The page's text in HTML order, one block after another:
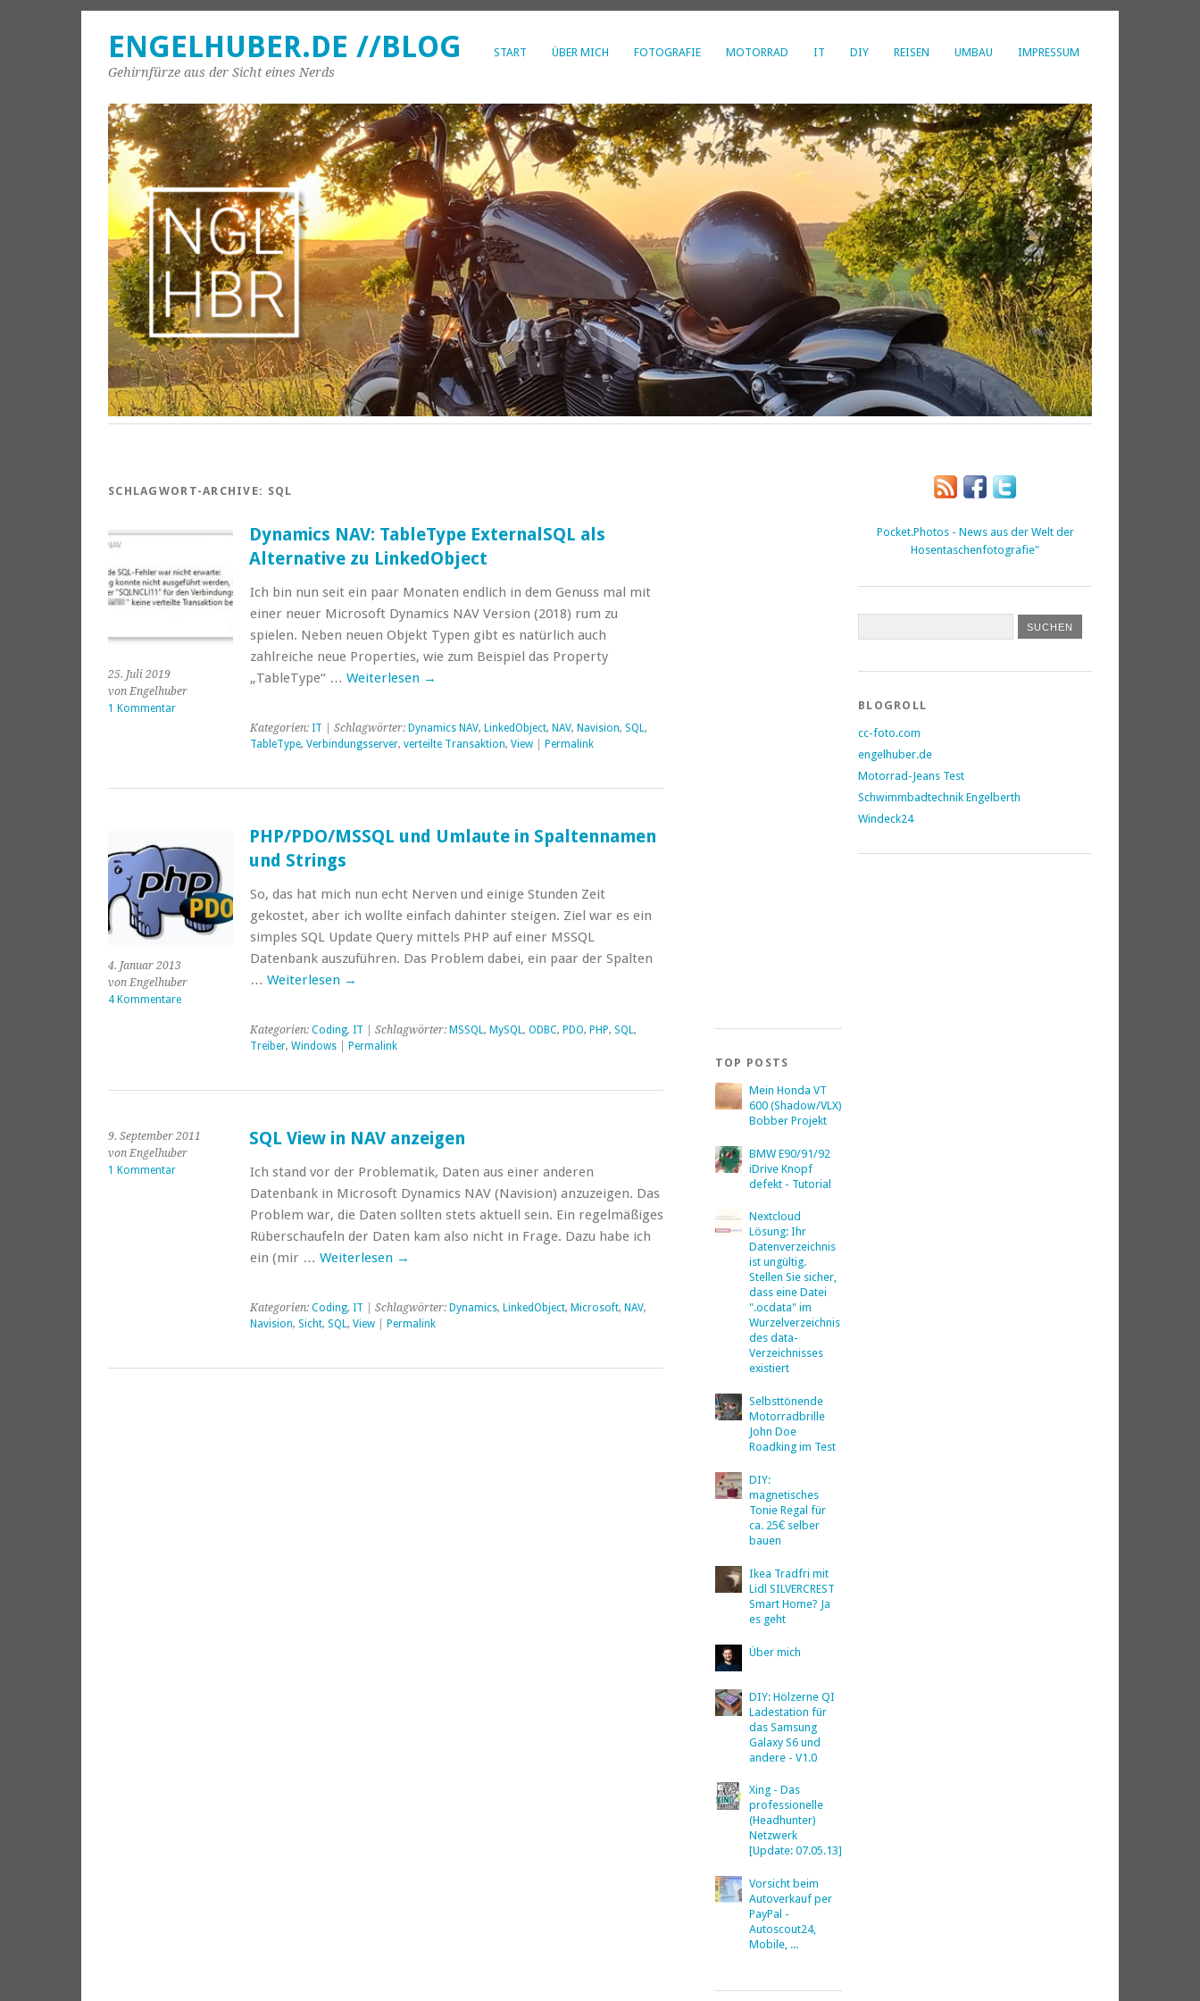
START ÜBER MICH FOTOGRAFIE MOTORRAD IT DIY REISEN UMBAU IMPRESSUM
ENGELHUBER.DE //BLOG
Gehirnfürze aus der Sicht eines Nerds
SCHLAGWORT-ARCHIVE: SQL
25. Juli 2019
von Engelhuber
1 Kommentar
Dynamics NAV: TableType ExternalSQL als
Alternative zu LinkedObject
Ich bin nun seit ein paar Monaten endlich in dem Genuss mal mit
einer neuer Microsoft Dynamics NAV Version (2018) rum zu
spielen. Neben neuen Objekt Typen gibt es natürlich auch
zahlreiche neue Properties, wie zum Beispiel das Property
„TableType“ … Weiterlesen →
Kategorien: IT | Schlagwörter: Dynamics NAV, LinkedObject, NAV, Navision, SQL ,
TableType, Verbindungsserver, verteilte Transaktion, View| Permalink
4. Januar 2013
von Engelhuber
4 Kommentare
PHP/PDO/MSSQL und Umlaute in Spaltennamen
und Strings
So, das hat mich nun echt Nerven und einige Stunden Zeit
gekostet, aber ich wollte einfach dahinter steigen. Ziel war es ein
simples SQL Update Query mittels PHP auf einer MSSQL
Datenbank auszuführen. Das Problem dabei, ein paar der Spalten
… Weiterlesen →
Kategorien: Coding, IT | Schlagwörter: MSSQL , MySQL , ODBC, PDO, PHP, SQL ,
Treiber, Windows| Permalink
9. September 2011
von Engelhuber
1 Kommentar
SQL View in NAV anzeigen
Ich stand vor der Problematik, Daten aus einer anderen
Datenbank in Microsoft Dynamics NAV (Navision) anzuzeigen. Das
Problem war, die Daten sollten stets aktuell sein. Ein regelmäßiges
Rüberschaufeln der Daten kam also nicht in Frage. Dazu habe ich
ein (mir … Weiterlesen →
Kategorien: Coding, IT | Schlagwörter: Dynamics, LinkedObject, Microsoft, NAV,
Navision, Sicht, SQL , View| Permalink
TOP POSTS
Mein Honda VT
600 (Shadow/VLX)
Bobber Projekt
BMW E90/91/92
iDrive Knopf
defekt - Tutorial
Nextcloud
Lösung: Ihr
Datenverzeichnis
ist ungültig.
Stellen Sie sicher,
dass eine Datei
".ocdata" im
Wurzelverzeichnis
des data-
Verzeichnisses
existiert
Selbsttönende
Motorradbrille
John Doe
Roadking im Test
DIY:
magnetisches
Tonie Regal für
ca. 25€ selber
bauen
Ikea Tradfri mit
Lidl SILVERCREST
Smart Home? Ja
es geht
Über mich
DIY: Hölzerne QI
Ladestation für
das Samsung
Galaxy S6 und
andere - V1.0
Xing - Das
professionelle
(Headhunter)
Netzwerk
[Update: 07.05.13]
Vorsicht beim
Autoverkauf per
PayPal -
Autoscout24,
Mobile, ...
Pocket.Photos - News aus der Welt der
Hosentaschenfotografie"
BLOGROLL
cc-foto.com
engelhuber.de
Motorrad-Jeans Test
Schwimmbadtechnik Engelberth
Windeck24